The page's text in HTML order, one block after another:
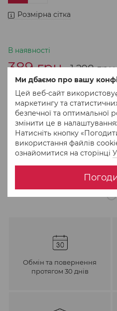
Ми дбаємо про вашу
Цей веб-сайт
маркетингу та
безпечної та оптимальної
змінити це в
Натисніть кнопку
використання файлів
ознайомитися на сторінці
Розмірна сітка
В наявності
389 грн 1 298 грн
Придбати
До обраного
Обмін та повернення
протягом 30 днів